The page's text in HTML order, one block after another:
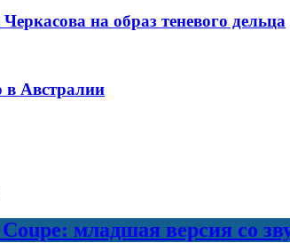
на образ теневого дельца
в Австралии
младшая версия со